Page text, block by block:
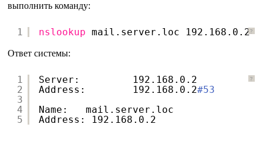
выполнить команду:
?
1 nslookup mail.server.loc 192.168.0.2
Ответ системы:
?
1
2
3
4
5
Server:         192.168.0.2
Address:        192.168.0.2#53
Name:   mail.server.loc
Address: 192.168.0.2